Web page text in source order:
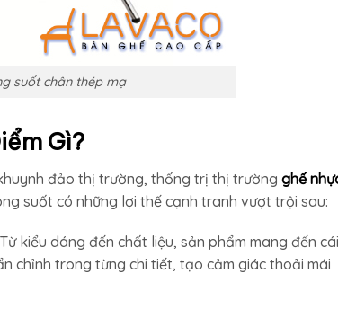
suốt chân thép mạ
Gì?
đảo thị trường, thống trị thị trường ghế
suốt có những lợi thế cạnh tranh vượt trội sau:
Từ kiểu dáng đến chất liệu, sản phẩm mang đến cái
chỉnh trong từng chi tiết, tạo cảm giác thoải mái